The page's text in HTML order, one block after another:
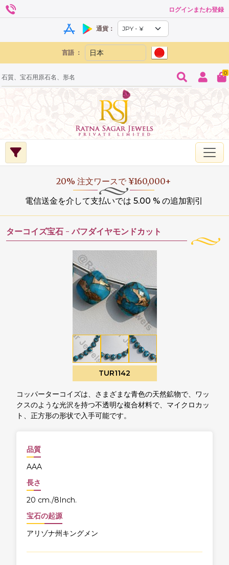
ログインまたわ登録
通貨：
言語 ：
0
20% 注文ワースで ¥160,000+
電信送金を介して支払いでは 5.00 % の追加割引
ターコイズ宝石 - パフダイヤモンドカット
TUR1142
コッパーターコイズは、さまざまな青色の天然鉱物で、ワッ
クスのような光沢を持つ不透明な複合材料で、マイクロカッ
ト、正方形の形状で入手可能です。
品質
AAA
長さ
20 cm./8Inch.
宝石の起源
アリゾナ州キングメン